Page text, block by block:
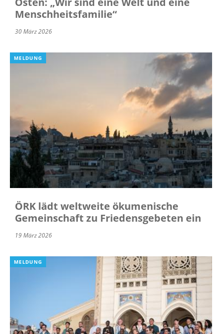
Menschheitsfamilie“
30 März 2026
MELDUNG
ÖRK lädt weltweite ökumenische
Gemeinschaft zu Friedensgebeten ein
19 März 2026
MELDUNG